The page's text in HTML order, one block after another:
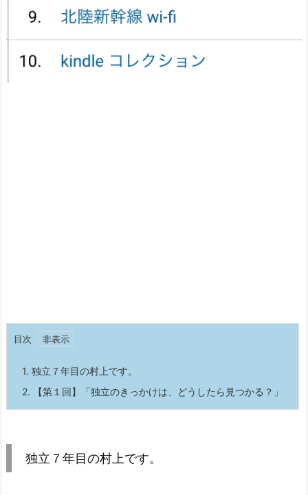
目次
1. 独立７年目の村上です。
2. 【第１回】「独立のきっかけは、どうしたら見つかる？」
独立７年目の村上です。